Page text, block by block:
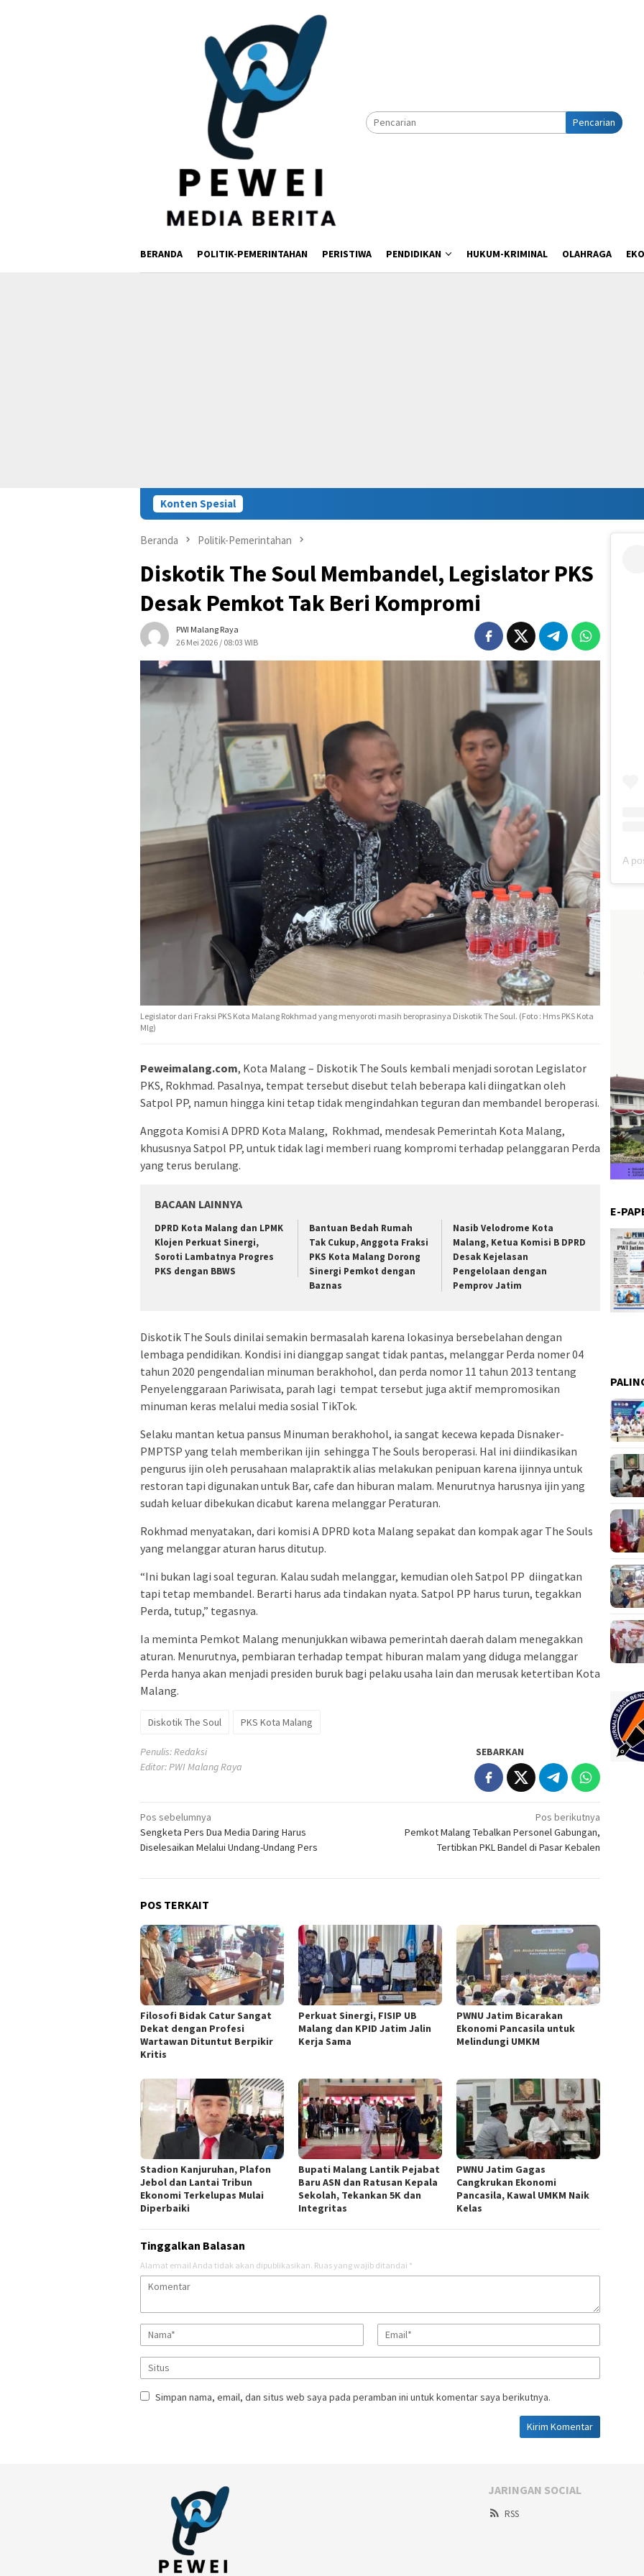
Pencarian
BERANDA POLITIK-PEMERINTAHAN PERISTIWA PENDIDIKAN HUKUM-KRIMINAL OLAHRAGA
Konten Spesial
Beranda Politik-Pemerintahan
Diskotik The Soul Membandel, Legislator PKS
Desak Pemkot Tak Beri Kompromi
PWI Malang Raya
26 Mei 2026 / 08:03 WIB
Legislator dari Fraksi PKS Kota Malang Rokhmad yang menyoroti masih beroprasinya Diskotik The Soul. (Foto : Hms PKS Kota
Mlg)
Peweimalang.com, Kota Malang – Diskotik The Souls kembali menjadi sorotan Legislator
PKS, Rokhmad. Pasalnya, tempat tersebut disebut telah beberapa kali diingatkan oleh
Satpol PP, namun hingga kini tetap tidak mengindahkan teguran dan membandel beroperasi.
Anggota Komisi A DPRD Kota Malang, Rokhmad, mendesak Pemerintah Kota Malang,
khususnya Satpol PP, untuk tidak lagi memberi ruang kompromi terhadap pelanggaran Perda
yang terus berulang.
BACAAN LAINNYA
DPRD Kota Malang dan LPMK
Klojen Perkuat Sinergi,
Soroti Lambatnya Progres
PKS dengan BBWS
Bantuan Bedah Rumah
Tak Cukup, Anggota Fraksi
PKS Kota Malang Dorong
Sinergi Pemkot dengan
Baznas
Nasib Velodrome Kota
Malang, Ketua Komisi B DPRD
Desak Kejelasan
Pengelolaan dengan
Pemprov Jatim
Diskotik The Souls dinilai semakin bermasalah karena lokasinya bersebelahan dengan
lembaga pendidikan. Kondisi ini dianggap sangat tidak pantas, melanggar Perda nomer 04
tahun 2020 pengendalian minuman berakhohol, dan perda nomor 11 tahun 2013 tentang
Penyelenggaraan Pariwisata, parah lagi tempat tersebut juga aktif mempromosikan
minuman keras melalui media sosial TikTok.
Selaku mantan ketua pansus Minuman berakhohol, ia sangat kecewa kepada Disnaker-
PMPTSP yang telah memberikan ijin sehingga The Souls beroperasi. Hal ini diindikasikan
pengurus ijin oleh perusahaan malapraktik alias melakukan penipuan karena ijinnya untuk
restoran tapi digunakan untuk Bar, cafe dan hiburan malam. Menurutnya harusnya ijin yang
sudah keluar dibekukan dicabut karena melanggar Peraturan.
Rokhmad menyatakan, dari komisi A DPRD kota Malang sepakat dan kompak agar The Souls
yang melanggar aturan harus ditutup.
“Ini bukan lagi soal teguran. Kalau sudah melanggar, kemudian oleh Satpol PP diingatkan
tapi tetap membandel. Berarti harus ada tindakan nyata. Satpol PP harus turun, tegakkan
Perda, tutup,” tegasnya.
Ia meminta Pemkot Malang menunjukkan wibawa pemerintah daerah dalam menegakkan
aturan. Menurutnya, pembiaran terhadap tempat hiburan malam yang diduga melanggar
Perda hanya akan menjadi presiden buruk bagi pelaku usaha lain dan merusak ketertiban Kota
Malang.
Diskotik The Soul PKS Kota Malang
Penulis: Redaksi
Editor: PWI Malang Raya
SEBARKAN
Navigasi
pos
Pos sebelumnya
Sengketa Pers Dua Media Daring Harus
Diselesaikan Melalui Undang-Undang Pers
Pos berikutnya
Pemkot Malang Tebalkan Personel Gabungan,
Tertibkan PKL Bandel di Pasar Kebalen
POS TERKAIT
Filosofi Bidak Catur Sangat
Dekat dengan Profesi
Wartawan Dituntut Berpikir
Kritis
Perkuat Sinergi, FISIP UB
Malang dan KPID Jatim Jalin
Kerja Sama
PWNU Jatim Bicarakan
Ekonomi Pancasila untuk
Melindungi UMKM
Stadion Kanjuruhan, Plafon
Jebol dan Lantai Tribun
Ekonomi Terkelupas Mulai
Diperbaiki
Bupati Malang Lantik Pejabat
Baru ASN dan Ratusan Kepala
Sekolah, Tekankan 5K dan
Integritas
PWNU Jatim Gagas
Cangkrukan Ekonomi
Pancasila, Kawal UMKM Naik
Kelas
Tinggalkan Balasan
Alamat email Anda tidak akan dipublikasikan. Ruas yang wajib ditandai *
Simpan nama, email, dan situs web saya pada peramban ini untuk komentar saya berikutnya.
E-
JARINGAN SOCIAL
RSS